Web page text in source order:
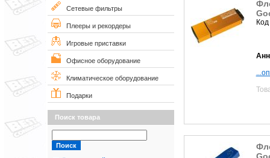
Сетевые фильтры
Плееры и рекордеры
Игровые приставки
Офисное оборудование
Климатическое оборудование
Подарки
Поиск товара